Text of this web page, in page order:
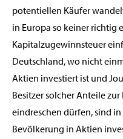
potentiellen Käufer
in Europa so keiner richtig
Kapitalzugewinnsteuer
Deutschland, wo nicht
Aktien investiert ist und
Besitzer solcher Anteile
eindreschen dürfen, sind
Bevölkerung in Aktien